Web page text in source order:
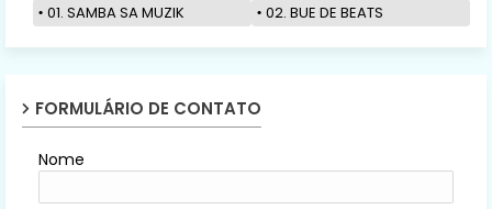
01. SAMBA SA MUZIK 02. BUE DE BEATS
FORMULÁRIO DE CONTATO
Nome